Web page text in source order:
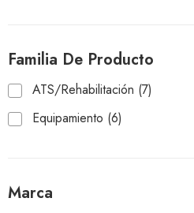
Familia De Producto
ATS/Rehabilitación (7)
Equipamiento (6)
Marca